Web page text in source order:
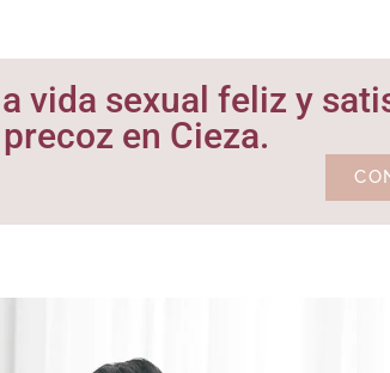
vida sexual feliz y
en Cieza.